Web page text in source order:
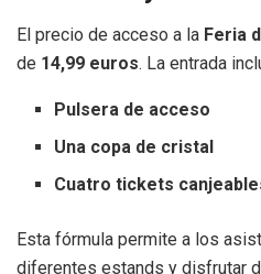
El precio de acceso a la Feria
de 14,99 euros. La entrada
Pulsera de acceso
Una copa de cristal
Cuatro tickets
Esta fórmula permite a los
diferentes estands y disfrutar